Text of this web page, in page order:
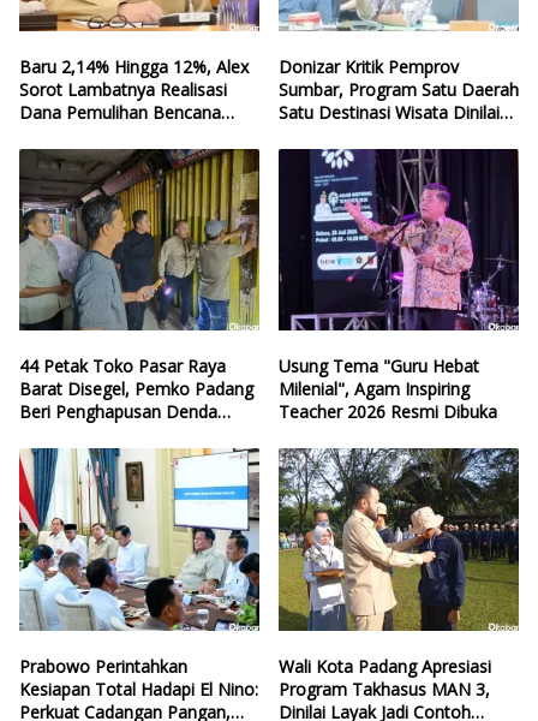
Baru 2,14% Hingga 12%, Alex
Sorot Lambatnya Realisasi
Dana Pemulihan Bencana
Donizar Kritik Pemprov
Sumbar, Program Satu Daerah
Satu Destinasi Wisata Dinilai
44 Petak Toko Pasar Raya
Barat Disegel, Pemko Padang
Beri Penghapusan Denda
Usung Tema "Guru Hebat
Milenial", Agam Inspiring
Teacher 2026 Resmi Dibuka
Prabowo Perintahkan
Kesiapan Total Hadapi El Nino:
Perkuat Cadangan Pangan,
Wali Kota Padang Apresiasi
Program Takhasus MAN 3,
Dinilai Layak Jadi Contoh